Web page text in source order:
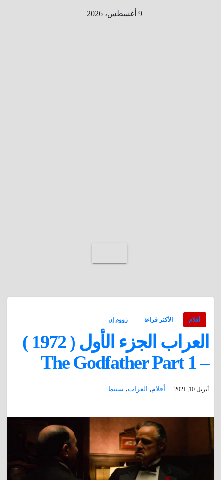
9 أغسطس، 2026
أفلام الأكثر قراءة زووم إن
العراب الجزء الأول ( 1972 )
– The Godfather Part 1
أبريل 10, 2021 أفلام, العراب, سينما